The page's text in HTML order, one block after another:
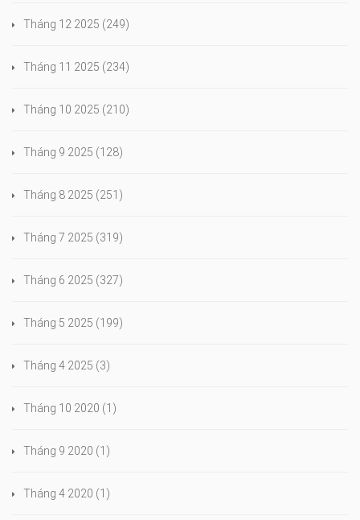
Tháng 12 2025 (249)
Tháng 11 2025 (234)
Tháng 10 2025 (210)
Tháng 9 2025 (128)
Tháng 8 2025 (251)
Tháng 7 2025 (319)
Tháng 6 2025 (327)
Tháng 5 2025 (199)
Tháng 4 2025 (3)
Tháng 10 2020 (1)
Tháng 9 2020 (1)
Tháng 4 2020 (1)